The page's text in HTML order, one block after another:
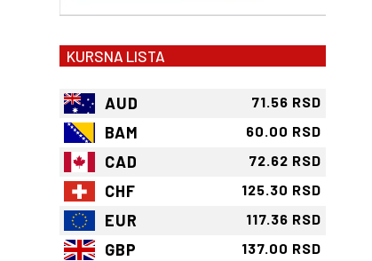
KURSNA LISTA
AUD 71.56 RSD
BAM 60.00 RSD
CAD 72.62 RSD
CHF 125.30 RSD
EUR 117.36 RSD
GBP 137.00 RSD